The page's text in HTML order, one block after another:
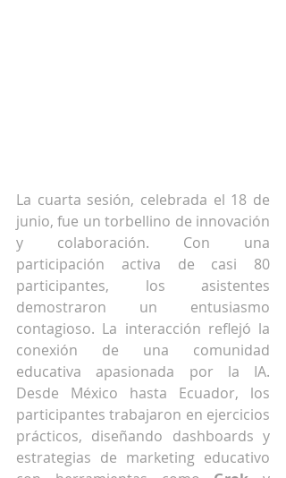
La cuarta sesión, celebrada el 18 de
junio, fue un torbellino de innovación
y colaboración. Con una
participación activa de casi 80
participantes, los asistentes
demostraron un entusiasmo
contagioso. La interacción reflejó la
conexión de una comunidad
educativa apasionada por la IA.
Desde México hasta Ecuador, los
participantes trabajaron en ejercicios
prácticos, diseñando dashboards y
estrategias de marketing educativo